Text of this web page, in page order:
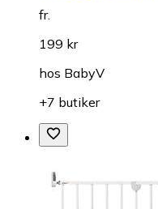
fr.
199 kr
hos BabyV
+7 butiker